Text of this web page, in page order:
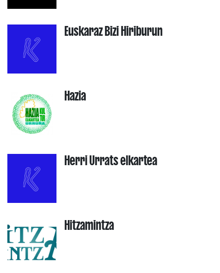
Euskaraz Bizi Hiriburun
Hazia
Herri Urrats elkartea
Hitzamintza